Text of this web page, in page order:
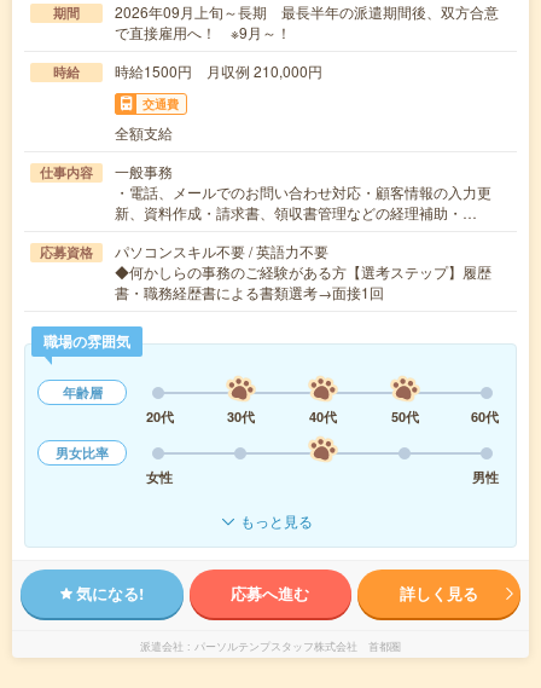
期間
2026年09月上旬～長期 最長半年の派遣期間後、双方合意
で直接雇用へ！ ※9月～！
時給 時給1500円 月収例 210,000円
交通費
全額支給
仕事内容
一般事務
・電話、メールでのお問い合わせ対応・顧客情報の入力更
新、資料作成・請求書、領収書管理などの経理補助・…
応募資格
パソコンスキル不要 / 英語力不要
◆何かしらの事務のご経験がある方【選考ステップ】履歴
書・職務経歴書による書類選考→面接1回
職場の雰囲気
年齢層
20代
30代 40代 50代
60代
男女比率
女性
男性
もっと見る
気になる! 応募へ進む 詳しく見る
派遣会社 パーソルテンプスタッフ株式会社 首都圏